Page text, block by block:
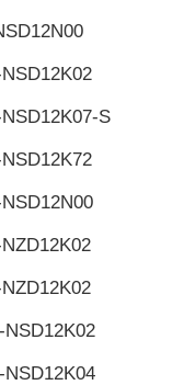
S
NSD12K02
NSD12K04